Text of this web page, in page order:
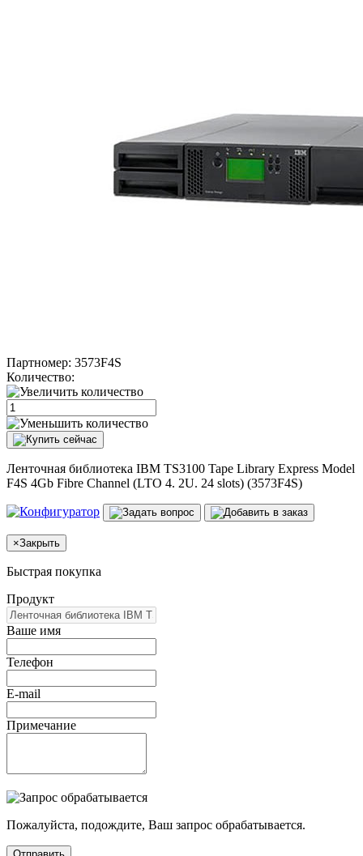
Партномер: 3573F4S
Количество:
Ленточная библиотека IBM TS3100 Tape Library Express Model
F4S 4Gb Fibre Channel (LTO 4. 2U. 24 slots) (3573F4S)
×Закрыть
Быстрая покупка
Продукт
Ваше имя
Телефон
E-mail
Примечание
Пожалуйста, подождите, Ваш запрос обрабатывается.